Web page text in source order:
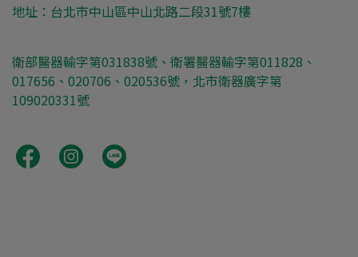
地址：台北市中山區中山北路二段31號7樓
衛部醫器輸字第031838號、衛署醫器輸字第011828、
017656、020706、020536號，北市衛器廣字第
109020331號